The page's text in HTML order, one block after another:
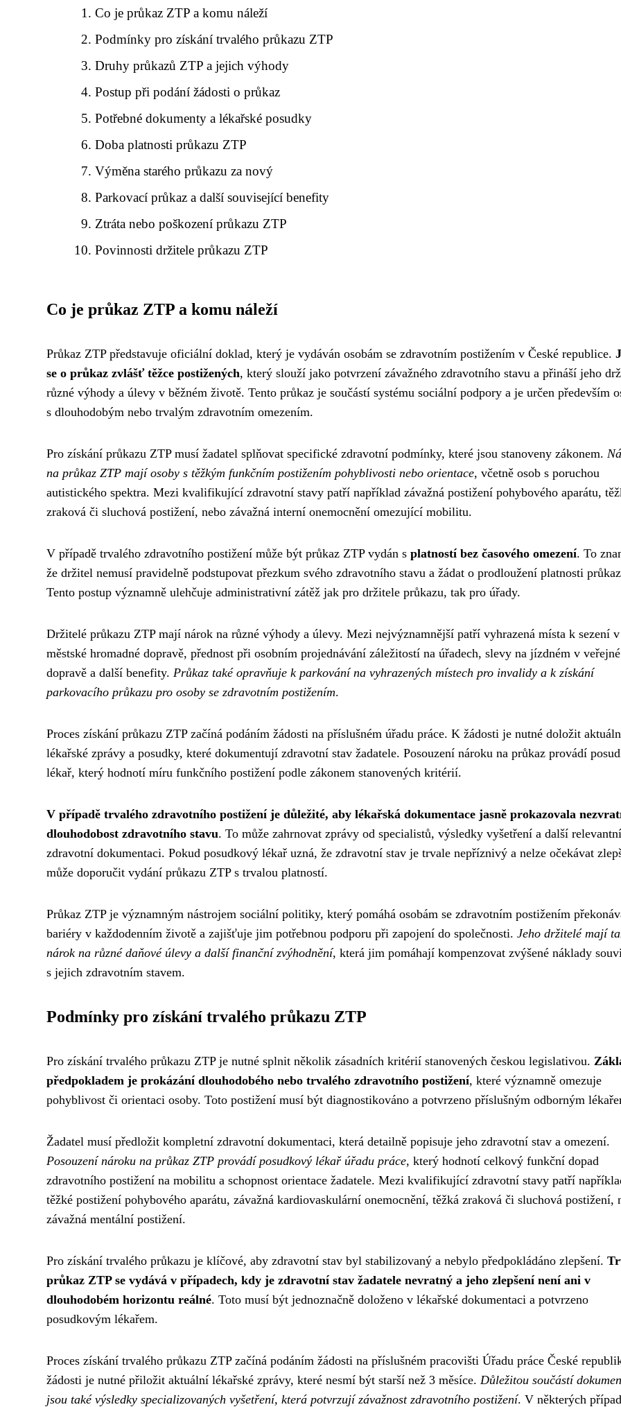
Co je průkaz ZTP a komu náleží
Podmínky pro získání trvalého průkazu ZTP
Druhy průkazů ZTP a jejich výhody
Postup při podání žádosti o průkaz
Potřebné dokumenty a lékařské posudky
Doba platnosti průkazu ZTP
Výměna starého průkazu za nový
Parkovací průkaz a další související benefity
Ztráta nebo poškození průkazu ZTP
Povinnosti držitele průkazu ZTP
Co je průkaz ZTP a komu náleží
Průkaz ZTP představuje oficiální doklad, který je vydáván osobám se zdravotním postižením v České republice.
se o průkaz zvlášť těžce postižených, který slouží jako potvrzení závažného zdravotního stavu a přináší jeho
různé výhody a úlevy v běžném životě. Tento průkaz je součástí systému sociální podpory a je určen především
s dlouhodobým nebo trvalým zdravotním omezením.
Pro získání průkazu ZTP musí žadatel splňovat specifické zdravotní podmínky, které jsou stanoveny zákonem.
na průkaz ZTP mají osoby s těžkým funkčním postižením pohyblivosti nebo orientace, včetně osob s poruchou
autistického spektra. Mezi kvalifikující zdravotní stavy patří například závažná postižení pohybového aparátu,
zraková či sluchová postižení, nebo závažná interní onemocnění omezující mobilitu.
V případě trvalého zdravotního postižení může být průkaz ZTP vydán s platností bez časového omezení. To
že držitel nemusí pravidelně podstupovat přezkum svého zdravotního stavu a žádat o prodloužení platnosti
Tento postup významně ulehčuje administrativní zátěž jak pro držitele průkazu, tak pro úřady.
Držitelé průkazu ZTP mají nárok na různé výhody a úlevy. Mezi nejvýznamnější patří vyhrazená místa k sezení v
městské hromadné dopravě, přednost při osobním projednávání záležitostí na úřadech, slevy na jízdném v veřejné
dopravě a další benefity. Průkaz také opravňuje k parkování na vyhrazených místech pro invalidy a k získání
parkovacího průkazu pro osoby se zdravotním postižením.
Proces získání průkazu ZTP začíná podáním žádosti na příslušném úřadu práce. K žádosti je nutné doložit
lékařské zprávy a posudky, které dokumentují zdravotní stav žadatele. Posouzení nároku na průkaz provádí
lékař, který hodnotí míru funkčního postižení podle zákonem stanovených kritérií.
V případě trvalého zdravotního postižení je důležité, aby lékařská dokumentace jasně prokazovala
dlouhodobost zdravotního stavu. To může zahrnovat zprávy od specialistů, výsledky vyšetření a další relevantní
zdravotní dokumentaci. Pokud posudkový lékař uzná, že zdravotní stav je trvale nepříznivý a nelze očekávat
může doporučit vydání průkazu ZTP s trvalou platností.
Průkaz ZTP je významným nástrojem sociální politiky, který pomáhá osobám se zdravotním postižením
bariéry v každodenním životě a zajišťuje jim potřebnou podporu při zapojení do společnosti. Jeho držitelé mají
nárok na různé daňové úlevy a další finanční zvýhodnění, která jim pomáhají kompenzovat zvýšené náklady
s jejich zdravotním stavem.
Podmínky pro získání trvalého průkazu ZTP
Pro získání trvalého průkazu ZTP je nutné splnit několik zásadních kritérií stanovených českou legislativou.
předpokladem je prokázání dlouhodobého nebo trvalého zdravotního postižení, které významně omezuje
pohyblivost či orientaci osoby. Toto postižení musí být diagnostikováno a potvrzeno příslušným odborným
Žadatel musí předložit kompletní zdravotní dokumentaci, která detailně popisuje jeho zdravotní stav a omezení.
Posouzení nároku na průkaz ZTP provádí posudkový lékař úřadu práce, který hodnotí celkový funkční dopad
zdravotního postižení na mobilitu a schopnost orientace žadatele. Mezi kvalifikující zdravotní stavy patří
těžké postižení pohybového aparátu, závažná kardiovaskulární onemocnění, těžká zraková či sluchová postižení,
závažná mentální postižení.
Pro získání trvalého průkazu je klíčové, aby zdravotní stav byl stabilizovaný a nebylo předpokládáno zlepšení.
průkaz ZTP se vydává v případech, kdy je zdravotní stav žadatele nevratný a jeho zlepšení není ani v
dlouhodobém horizontu reálné. Toto musí být jednoznačně doloženo v lékařské dokumentaci a potvrzeno
posudkovým lékařem.
Proces získání trvalého průkazu ZTP začíná podáním žádosti na příslušném pracovišti Úřadu práce České
žádosti je nutné přiložit aktuální lékařské zprávy, které nesmí být starší než 3 měsíce. Důležitou součástí
jsou také výsledky specializovaných vyšetření, která potvrzují závažnost zdravotního postižení. V některých